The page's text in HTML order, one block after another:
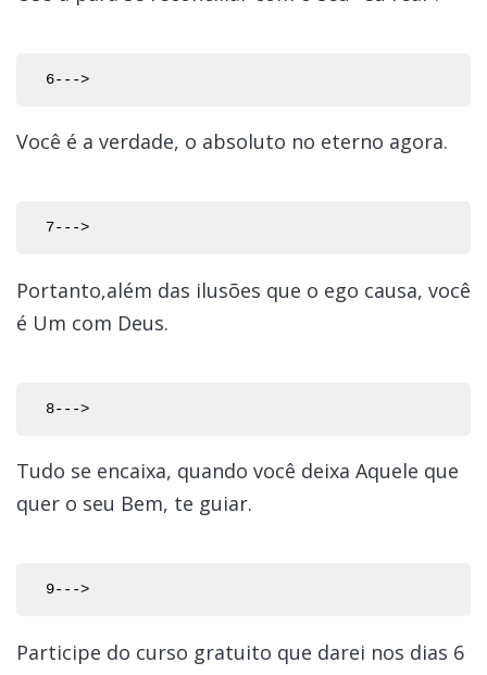
Você é a verdade, o absoluto no eterno agora.
Portanto,além das ilusões que o ego causa, você
é Um com Deus.
Tudo se encaixa, quando você deixa Aquele que
quer o seu Bem, te guiar.
Participe do curso gratuito que darei nos dias 6